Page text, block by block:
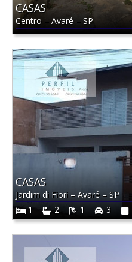
CASAS
Centro – Avaré – SP
CASAS
Jardim di Fiori – Avaré – SP
1
2 1 3